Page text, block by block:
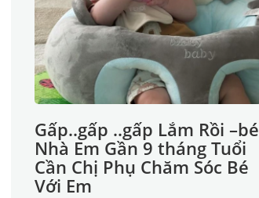
Gấp..gấp ..gấp Lắm Rồi –bé
Nhà Em Gần 9 tháng Tuổi
Cần Chị Phụ Chăm Sóc Bé
Với Em